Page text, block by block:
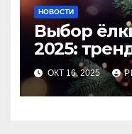
НОВОСТИ
Выбор
2025:
ОКТ 16, 2025